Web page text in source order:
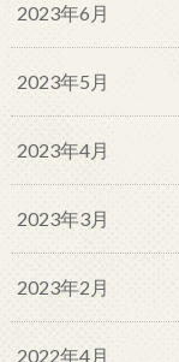
2023年6月
2023年5月
2023年4月
2023年3月
2023年2月
2022年4月